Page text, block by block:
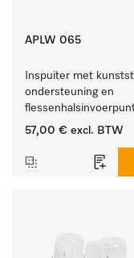
APLW 065
Inspuiter met
ondersteuning en
ster, Ø 6, lengte 275
57,00 € excl. BTW